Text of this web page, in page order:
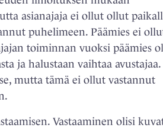
asianajaja ei ollut ollut
puhelimeen. Päämies ei
toiminnan vuoksi päämies
ja halustaan vaihtaa avustajaa.
mutta tämä ei ollut vastannut
Vastaaminen olisi